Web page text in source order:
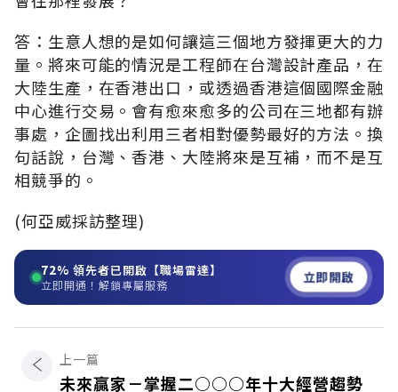
答：生意人想的是如何讓這三個地方發揮更大的力
量。將來可能的情況是工程師在台灣設計產品，在
大陸生產，在香港出口，或透過香港這個國際金融
中心進行交易。會有愈來愈多的公司在三地都有辦
事處，企圖找出利用三者相對優勢最好的方法。換
句話說，台灣、香港、大陸將來是互補，而不是互
相競爭的。
(何亞威採訪整理)
72% 領先者已開啟【職場雷達】
立即開通！解鎖專屬服務 立即開啟
上一篇
未來贏家－掌握二○○○年十大經營趨勢